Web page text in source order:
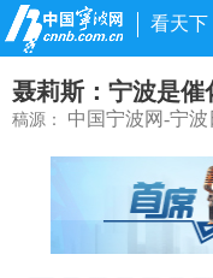
看天下
聂莉斯：宁波是催
稿源： 中国宁波网-宁波